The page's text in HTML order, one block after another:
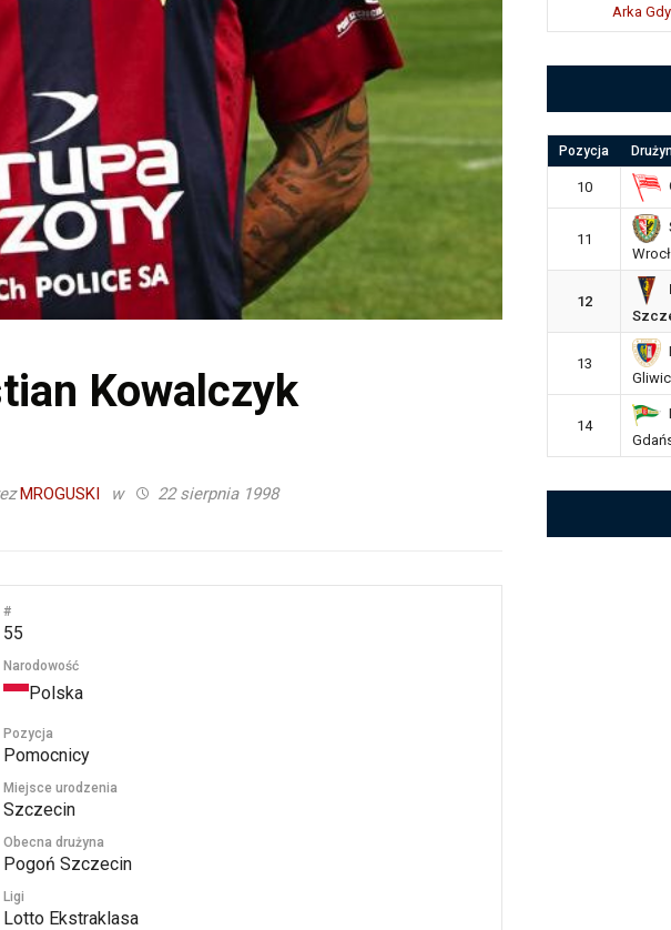
Kowalczyk
MROGUSKI w 22 sierpnia 1998
#
55
Narodowość
Polska
Pozycja
Pomocnicy
Miejsce urodzenia
Szczecin
Obecna drużyna
Pogoń Szczecin
Ligi
Lotto Ekstraklasa
Arka
Pozycja
10
11
12
13
14